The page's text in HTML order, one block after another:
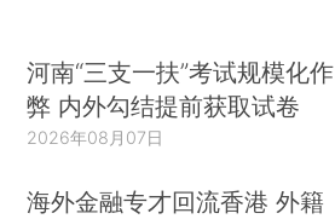
河南“三支一扶”考试规模化作
弊 内外勾结提前获取试卷
2026年08月07日
海外金融专才回流香港 外籍